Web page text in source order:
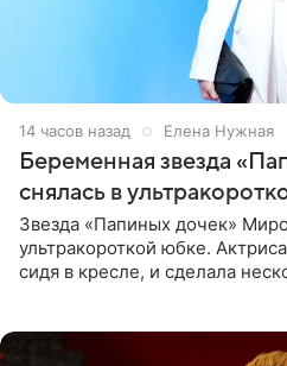
14 часов назад Елена Нужная
Беременная звезда
снялась в
Звезда «Папиных дочек»
ультракороткой юбке.
сидя в кресле, и сделала